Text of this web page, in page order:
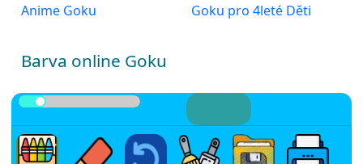
Anime Goku Goku pro 4leté Děti
Barva online Goku